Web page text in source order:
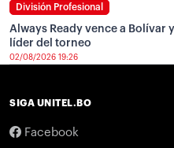
División Profesional
Always Ready vence a Bolívar
líder del torneo
02/08/2026 19:26
SIGA UNITEL.BO
Facebook